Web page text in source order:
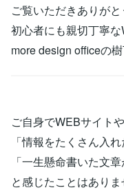
ご覧いただきありがと
初心者にも親切丁寧
more design officeの樹
ご自身でWEBサイト
「情報をたくさん入
「一生懸命書いた文
と感じたことはありま